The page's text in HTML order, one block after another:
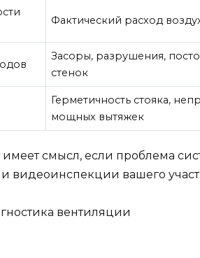
Фактический расход
Засоры, разрушения,
стенок
Герметичность стояка,
мощных вытяжек
смысл, если проблема
видеоинспекции вашего